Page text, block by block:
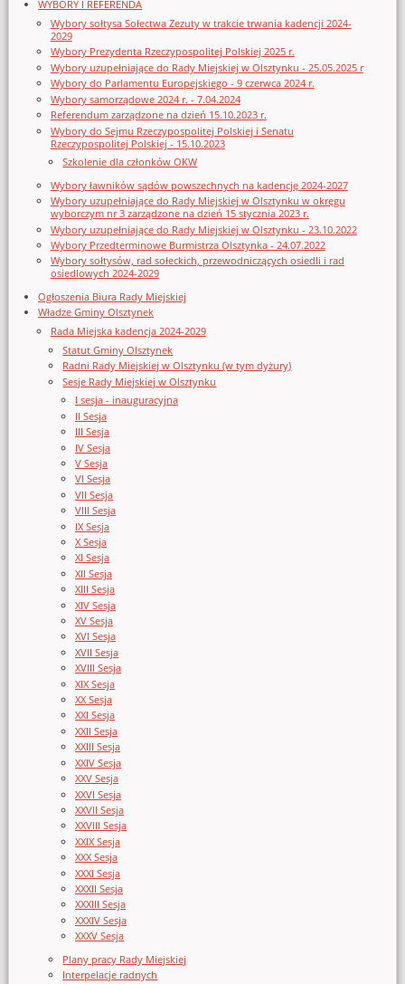
WYBORY I REFERENDA
Wybory sołtysa Sołectwa Zezuty w trakcie trwania kadencji 2024-
2029
Wybory Prezydenta Rzeczypospolitej Polskiej 2025 r.
Wybory uzupełniające do Rady Miejskiej w Olsztynku - 25.05.2025 r
Wybory do Parlamentu Europejskiego - 9 czerwca 2024 r.
Wybory samorządowe 2024 r. - 7.04.2024
Referendum zarządzone na dzień 15.10.2023 r.
Wybory do Sejmu Rzeczypospolitej Polskiej i Senatu
Rzeczypospolitej Polskiej - 15.10.2023
Szkolenie dla członków OKW
Wybory ławników sądów powszechnych na kadencję 2024-2027
Wybory uzupełniające do Rady Miejskiej w Olsztynku w okręgu
wyborczym nr 3 zarządzone na dzień 15 stycznia 2023 r.
Wybory uzupełniające do Rady Miejskiej w Olsztynku - 23.10.2022
Wybory Przedterminowe Burmistrza Olsztynka - 24.07.2022
Wybory sołtysów, rad sołeckich, przewodniczących osiedli i rad
osiedlowych 2024-2029
Ogłoszenia Biura Rady Miejskiej
Władze Gminy Olsztynek
Rada Miejska kadencja 2024-2029
Statut Gminy Olsztynek
Radni Rady Miejskiej w Olsztynku (w tym dyżury)
Sesje Rady Miejskiej w Olsztynku
I sesja - inauguracyjna
II Sesja
III Sesja
IV Sesja
V Sesja
VI Sesja
VII Sesja
VIII Sesja
IX Sesja
X Sesja
XI Sesja
XII Sesja
XIII Sesja
XIV Sesja
XV Sesja
XVI Sesja
XVII Sesja
XVIII Sesja
XIX Sesja
XX Sesja
XXI Sesja
XXII Sesja
XXIII Sesja
XXIV Sesja
XXV Sesja
XXVI Sesja
XXVII Sesja
XXVIII Sesja
XXIX Sesja
XXX Sesja
XXXI Sesja
XXXII Sesja
XXXIII Sesja
XXXIV Sesja
XXXV Sesja
Plany pracy Rady Miejskiej
Interpelacje radnych